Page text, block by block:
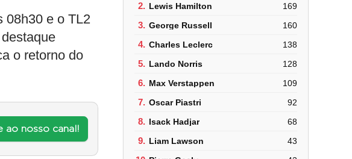
08h30 e o TL2
o retorno do
ao nosso canal!
2. Lewis Hamilton 169
3. George Russell 160
4. Charles Leclerc 138
5. Lando Norris 128
6. Max Verstappen 109
7. Oscar Piastri 92
8. Isack Hadjar 68
9. Liam Lawson 43